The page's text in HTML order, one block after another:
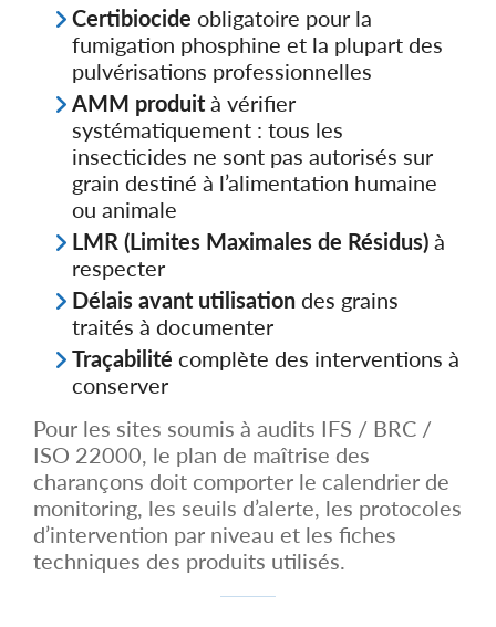
Certibiocide obligatoire pour la
fumigation phosphine et la plupart des
pulvérisations professionnelles
AMM produità vérifier
systématiquement : tous les
insecticides ne sont pas autorisés sur
grain destiné à l’alimentation humaine
ou animale
LMR (Limites Maximales de Résidus)à
respecter
Délais avant utilisationdes grains
traités à documenter
Traçabilité complète des interventions à
conserver
Pour les sites soumis à audits IFS / BRC /
ISO 22000, le plan de maîtrise des
charançons doit comporter le calendrier de
monitoring, les seuils d’alerte, les protocoles
d’intervention par niveau et les fiches
techniques des produits utilisés.